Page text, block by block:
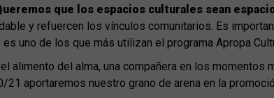
que los espacios culturales sean
y refuercen los vínculos comunitarios. Es
uno de los que más utilizan el programa Apropa
alimento del alma, una compañera en los
21 aportaremos nuestro grano de arena en la